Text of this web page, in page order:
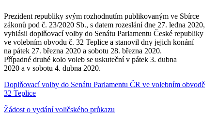
Prezident republiky svým rozhodnutím publikovaným ve Sbírce
zákonů pod č. 23/2020 Sb., s datem rozeslání dne 27. ledna 2020,
vyhlásil doplňovací volby do Senátu Parlamentu České republiky
ve volebním obvodu č. 32 Teplice a stanovil dny jejich konání
na pátek 27. března 2020 a sobotu 28. března 2020.
Případné druhé kolo voleb se uskuteční v pátek 3. dubna
2020 a v sobotu 4. dubna 2020.
Doplňovací volby do Senátu Parlamentu ČR ve volebním obvodě
32 Teplice
Žádost o vydání voličského průkazu